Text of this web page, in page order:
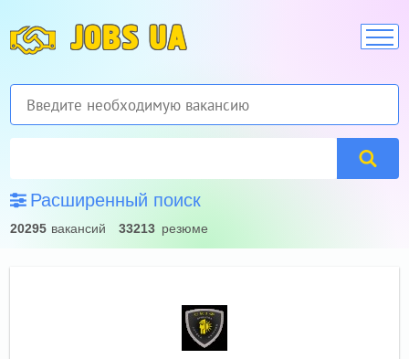
JOBS UA
Расширенный поиск
20295 вакансий 33213 резюме